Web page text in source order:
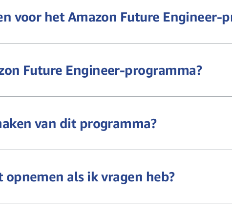
voor het Amazon Future Engineer-
Future Engineer-programma?
van dit programma?
als ik vragen heb?